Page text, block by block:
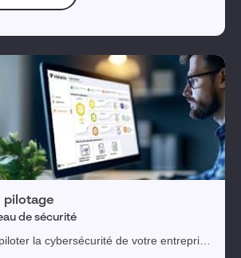
pilotage
de sécurité
la cybersécurité de votre entreprise